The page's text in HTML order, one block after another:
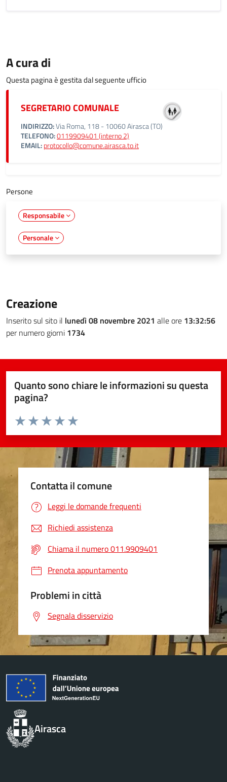
A cura di
Questa pagina è gestita dal seguente ufficio
SEGRETARIO COMUNALE
INDIRIZZO:Via Roma, 118 - 10060 Airasca (TO)
TELEFONO:0119909401 (interno 2)
EMAIL:protocollo@comune.airasca.to.it
Persone
Responsabile
Personale
Creazione
Inserito sul sito il lunedì 08 novembre 2021 alle ore 13:32:56
per numero giorni 1734
Quanto sono chiare le informazioni su questa
pagina?
Valuta da 1 a 5 stelle la pagina
Valuta 5 stelle su 5
Valuta 4 stelle su 5
Valuta 3 stelle su 5
Valuta 2 stelle su 5
Valuta 1 stelle su 5
Contatta il comune
Leggi le domande frequenti
Richiedi assistenza
Chiama il numero 011.9909401
Prenota appuntamento
Problemi in città
Segnala disservizio
Airasca